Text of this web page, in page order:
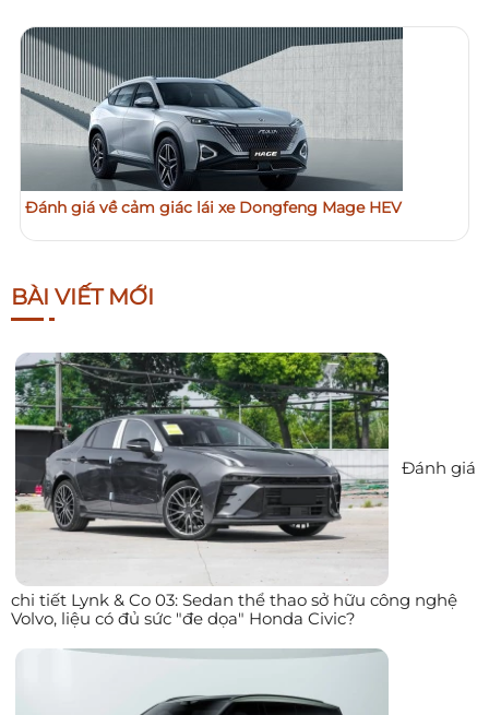
Đánh giá về cảm giác lái xe Dongfeng Mage HEV
BÀI VIẾT MỚI
Đánh giá
chi tiết Lynk & Co 03: Sedan thể thao sở hữu công nghệ
Volvo, liệu có đủ sức "đe dọa" Honda Civic?